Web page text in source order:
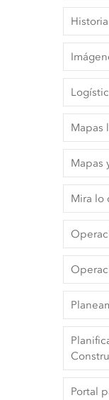
Mapas
Mapas
Mira lo
Portal